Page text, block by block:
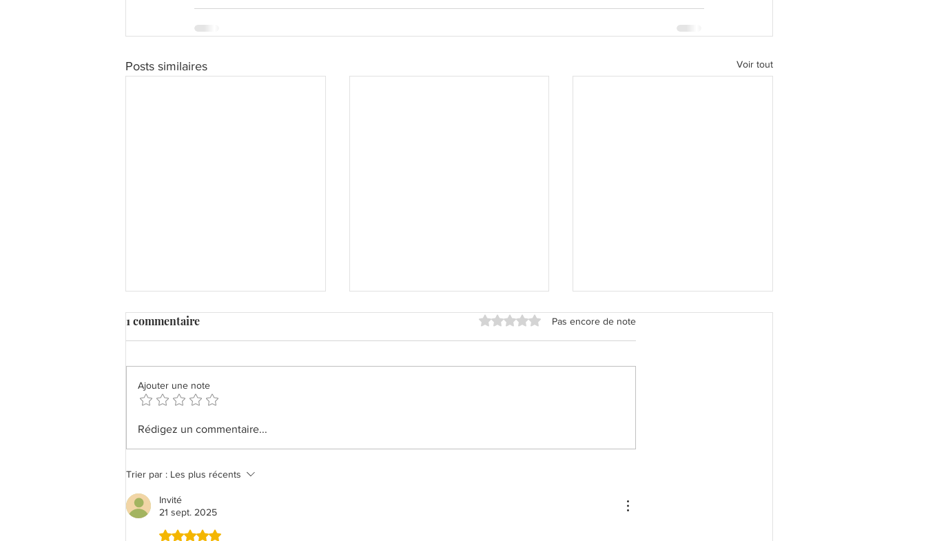
Posts similaires Voir tout
Blondies Noix de Pécan
1 commentaire Noté 0 étoile sur 5.Pas encore de note
Ajouter une note
Rédigez un commentaire...
Trier par : Les plus récents
Invité
21 sept. 2025
Noté 5 étoiles sur 5.